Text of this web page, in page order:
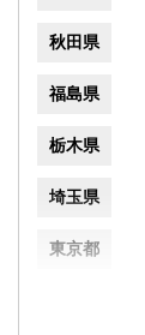
秋田県
福島県
栃木県
埼玉県
東京都